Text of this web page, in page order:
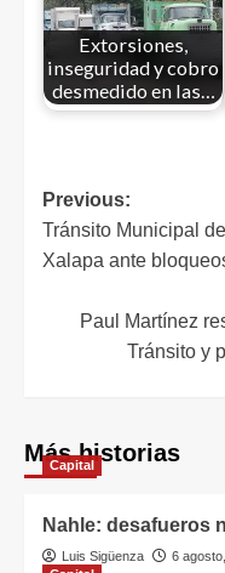
Extorsiones,
inseguridad y cobro
desmedido en las…
Previous:
Tránsito Municipal
Xalapa ante
Paul Martínez
Tránsito y
Más historias
Capital
Nahle: desafueros
Luis Sigüenza
6